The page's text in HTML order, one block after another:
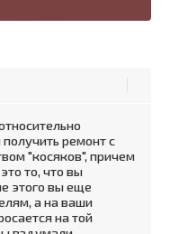
ремонт с
"косяков", причем
то, что вы
этого вы еще
а на ваши
на той